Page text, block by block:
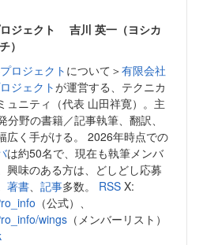
ジェクト 吉川 英一（ヨシカ
）
ロジェクト について＞有限会社
ジェクトが運営する、テクニカ
ュニティ（代表 山田祥寛）。主
分野の書籍／記事執筆、翻訳、
広く手がける。 2026年時点での
は約50名で、現在も執筆メンバ
興味のある方は、どしどし応募
著書、 記事多数。 RSS X:
（公式）、
wings （メンバーリスト）